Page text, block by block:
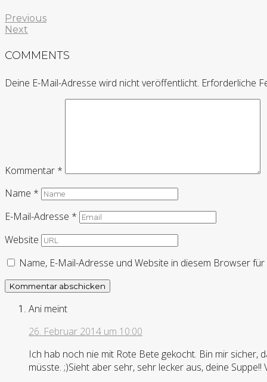
Previous
Next
COMMENTS
Deine E-Mail-Adresse wird nicht veröffentlicht. Erforderliche
Kommentar *
Name *
E-Mail-Adresse *
Website
Name, E-Mail-Adresse und Website in diesem Browser
Ani meint
26. Februar 2014 um 10:00
Ich hab noch nie mit Rote Bete gekocht. Bin mir sicher,
müsste. ;)Sieht aber sehr, sehr lecker aus, deine